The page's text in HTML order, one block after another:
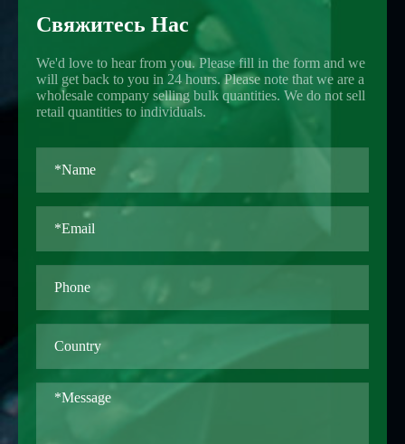
Свяжитесь Нас
We'd love to hear from you. Please fill in the form and we
will get back to you in 24 hours. Please note that we are a
wholesale company selling bulk quantities. We do not sell
retail quantities to individuals.